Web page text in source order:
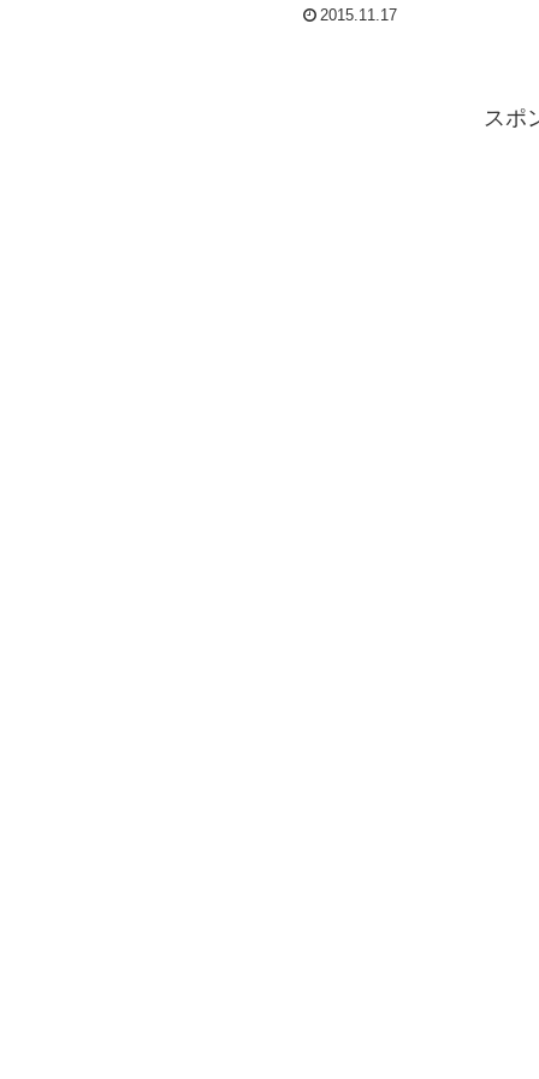
クラウスやトム・ワトソン、そしてな
2015.11.17
スポ